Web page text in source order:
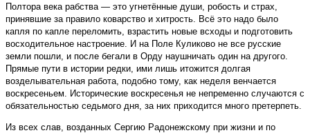
Полтора века рабства — это угнетённые души, робость и страх,
принявшие за правило коварство и хитрость. Всё это надо было
капля по капле переломить, взрастить новые всходы и подготовить
восходительное настроение. И на Поле Куликово не все русские
земли пошли, и после бегали в Орду наушничать один на другого.
Прямые пути в истории редки, ими лишь итожится долгая
возделывательная работа, подобно тому, как неделя венчается
воскресеньем. Исторические воскресенья не непременно случаются с
обязательностью седьмого дня, за них приходится много претерпеть.
Из всех слав, возданных Сергию Радонежскому при жизни и по